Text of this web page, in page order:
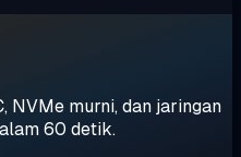
NVMe murni, dan jaringan
60 detik.